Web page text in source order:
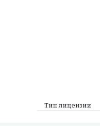
Тип лицензии